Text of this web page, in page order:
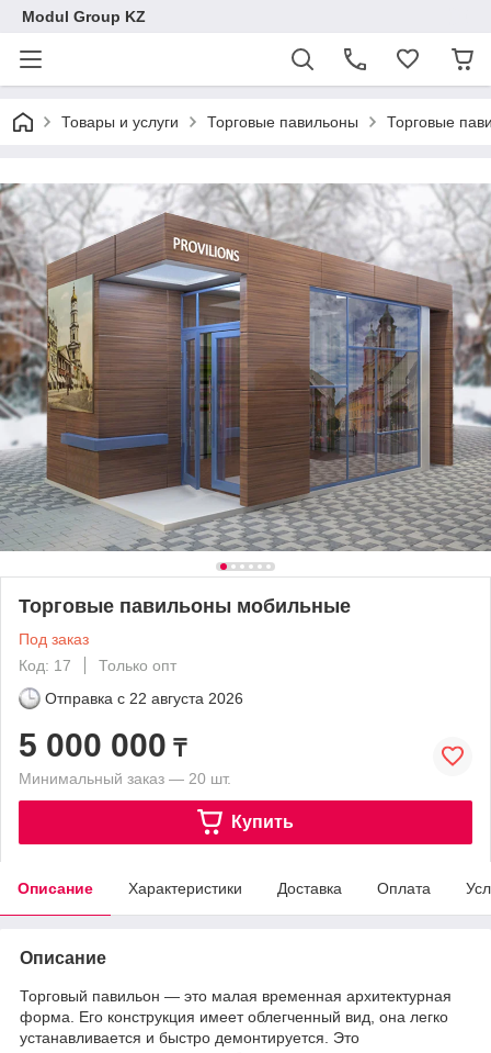
Modul Group KZ
Товары и услуги Торговые павильоны Торговые
Торговые павильоны мобильные
Под заказ
Код: 17
Только опт
Отправка с 22 августа 2026
5 000 000 ₸
Минимальный заказ — 20 шт.
Купить
Описание Характеристики Доставка Оплата
Описание
Торговый павильон — это малая временная архитектурная
форма. Его конструкция имеет облегченный вид, она легко
устанавливается и быстро демонтируется. Это